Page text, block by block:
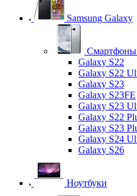
Samsung Galaxy
Смартфоны
Galaxy S22
Galaxy S22
Galaxy S23
Galaxy S23FE
Galaxy S23
Galaxy S22
Galaxy S23
Galaxy S24
Galaxy S26
Ноутбуки